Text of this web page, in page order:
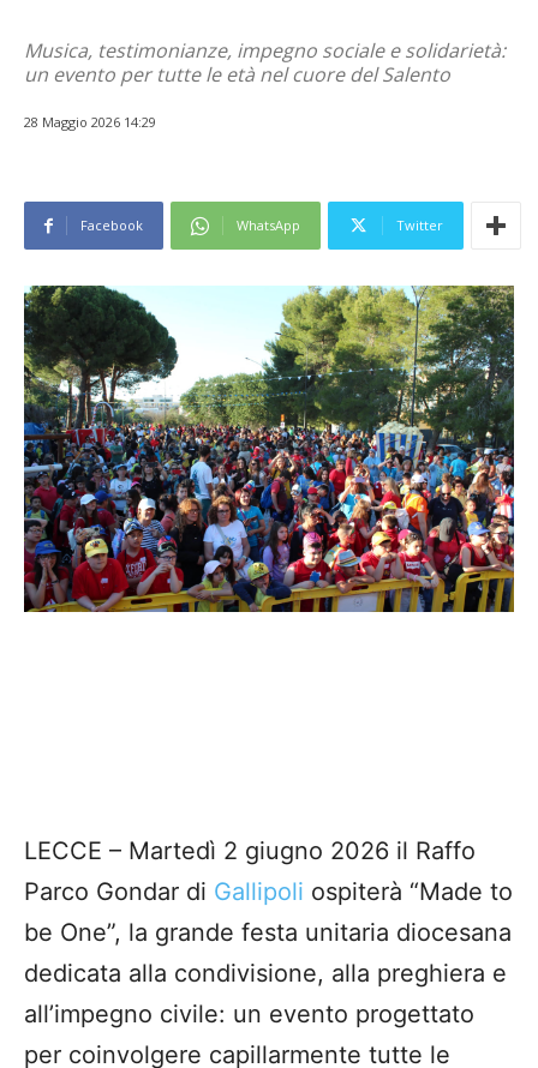
Musica, testimonianze, impegno sociale e solidarietà:
un evento per tutte le età nel cuore del Salento
28 Maggio 2026 14:29
Facebook WhatsApp Twitter
LECCE – Martedì 2 giugno 2026 il Raffo
Parco Gondar di Gallipoli ospiterà “Made to
be One”, la grande festa unitaria diocesana
dedicata alla condivisione, alla preghiera e
all’impegno civile: un evento progettato
per coinvolgere capillarmente tutte le